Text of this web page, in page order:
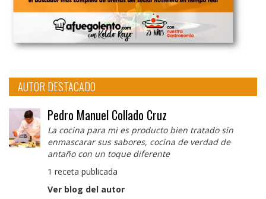
AUTOR DESTACADO
Pedro Manuel Collado Cruz
La cocina para mi es producto bien tratado sin
enmascarar sus sabores, cocina de verdad de
antaño con un toque diferente
1 receta publicada
Ver blog del autor